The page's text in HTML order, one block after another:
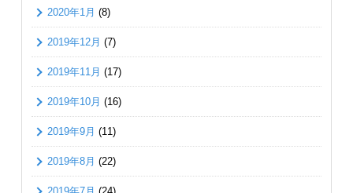
2020年1月 (8)
2019年12月 (7)
2019年11月 (17)
2019年10月 (16)
2019年9月 (11)
2019年8月 (22)